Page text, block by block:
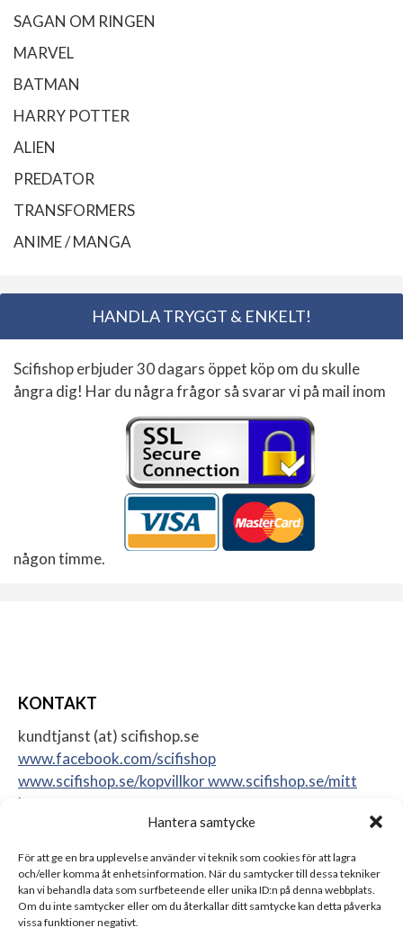
Hantera samtycke
För att ge en bra upplevelse använder vi teknik som cookies för att lagra
och/eller komma åt enhetsinformation. När du samtycker till dessa tekniker
kan vi behandla data som surfbeteende eller unika ID:n på denna webbplats.
Om du inte samtycker eller om du återkallar ditt samtycke kan detta påverka
vissa funktioner negativt.
SAGAN OM RINGEN
MARVEL
BATMAN
HARRY POTTER
ALIEN
PREDATOR
TRANSFORMERS
ANIME / MANGA
HANDLA TRYGGT & ENKELT!
Scifishop erbjuder 30 dagars öppet köp om du skulle
ångra dig! Har du några frågor så svarar vi på mail inom
någon timme.
KONTAKT
kundtjanst (at) scifishop.se
www.facebook.com/scifishop
www.scifishop.se/kopvillkorwww.scifishop.se/mitt
konto
Sweden